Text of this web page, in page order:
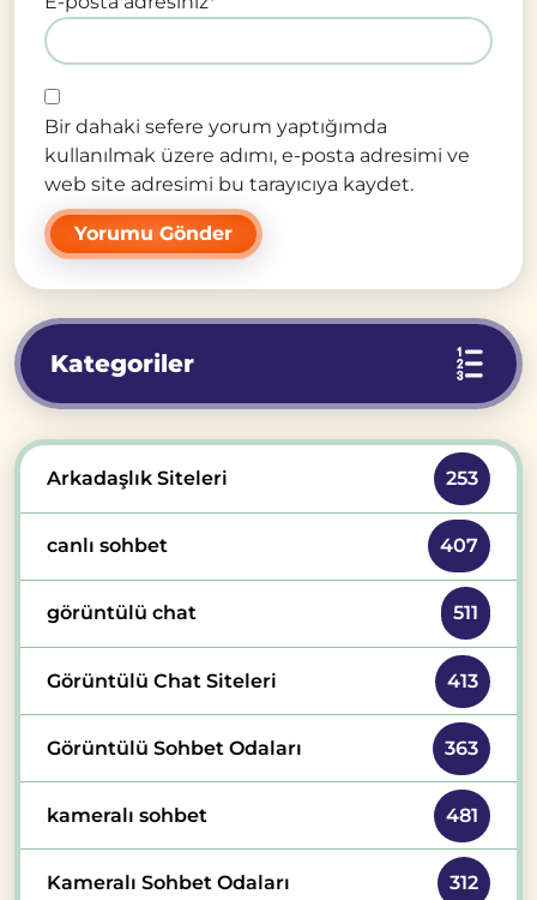
Bir dahaki sefere yorum yaptığımda
kullanılmak üzere adımı, e-posta adresimi ve
web site adresimi bu tarayıcıya kaydet.
Kategoriler
Arkadaşlık Siteleri 253
canlı sohbet 407
görüntülü chat 511
Görüntülü Chat Siteleri 413
Görüntülü Sohbet Odaları 363
kameralı sohbet 481
Kameralı Sohbet Odaları 312